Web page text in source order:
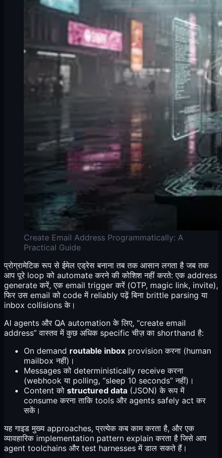
Create Email Address Programmatically: A
Practical Guide
प्रोग्रामेटिक रूप से ईमेल एड्रेस बनाना तब तक आसान लगता है जब तक
आप पूरे loop को automate करने की कोशिश नहीं करते: एक address
generate करें, एक email trigger करें (OTP, magic link, invite),
फिर उस email को code में reliably पढ़ें बिना brittle parsing या
inbox collisions के।
AI agents और QA automation के लिए, “create email
address” वास्तव में कुछ अधिक specific चीज़ का shorthand है:
On demand routable inbox provision करना (human
mailbox नहीं)।
Messages को deterministically receive करना
(webhook या polling, “sleep 10 seconds” नहीं)।
Content को structured data (JSON) के रूप में
consume करना ताकि tools और agents safely act कर
सकें।
यह गाइड मुख्य approaches, प्रत्येक कब काम करता है, और एक
व्यावहारिक implementation pattern explain करता है जिसे आप
agent toolchains और test harnesses में डाल सकते हैं।